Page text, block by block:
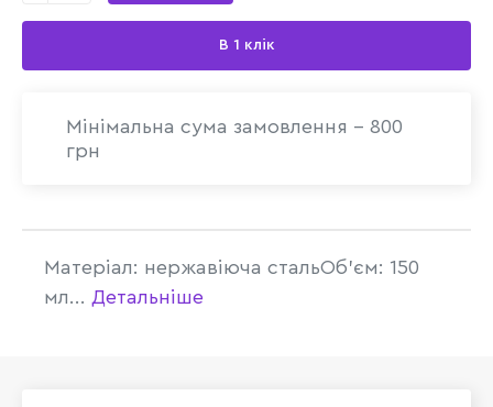
В 1 клік
Мінімальна сума замовлення - 800
грн
Матеріал: нержавіюча стальОб'єм: 150
мл... Детальніше